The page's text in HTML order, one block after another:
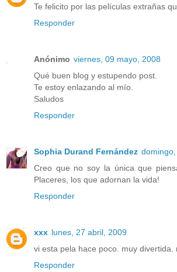
Te felicito por las películas extrañas
Responder
Anónimo viernes, 09 mayo, 2008
Qué buen blog y estupendo post.
Te estoy enlazando al mío.
Saludos
Responder
Sophia Durand Fernández
Creo que no soy la única que
Placeres, los que adornan la vida!
Responder
xxx lunes, 27 abril, 2009
vi esta pela hace poco. muy divertida.
Responder